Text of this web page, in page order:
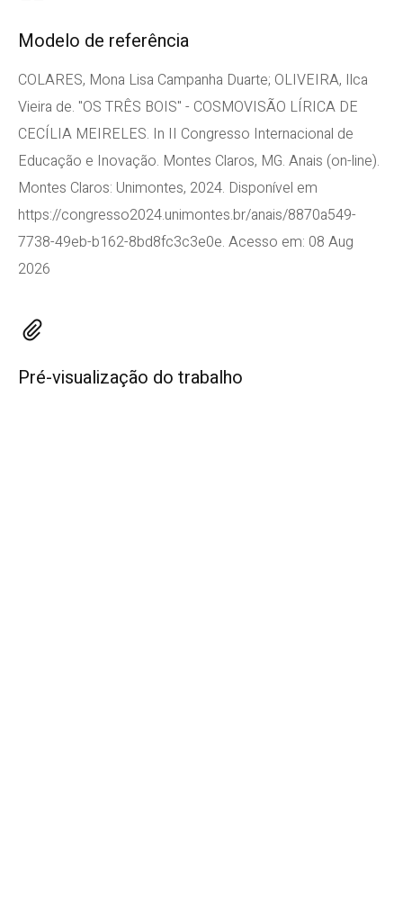
Modelo de referência
COLARES, Mona Lisa Campanha Duarte; OLIVEIRA, Ilca
Vieira de. "OS TRÊS BOIS" - COSMOVISÃO LÍRICA DE
CECÍLIA MEIRELES. In II Congresso Internacional de
Educação e Inovação. Montes Claros, MG. Anais (on-line).
Montes Claros: Unimontes, 2024. Disponível em
https://congresso2024.unimontes.br/anais/8870a549-
7738-49eb-b162-8bd8fc3c3e0e. Acesso em: 08 Aug
2026
Pré-visualização do trabalho